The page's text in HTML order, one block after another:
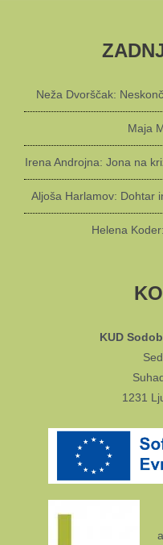
Neža Dvorščak:
Maja
Irena Androjna: Jona na
Aljoša Harlamov: Dohtar
Helena
KUD
1231